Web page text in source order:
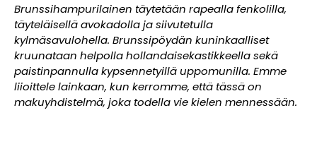
Brunssihampurilainen täytetään rapealla fenkolilla,
täyteläisellä avokadolla ja siivutetulla
kylmäsavulohella. Brunssipöydän kuninkaalliset
kruunataan helpolla hollandaisekastikkeella sekä
paistinpannulla kypsennetyillä uppomunilla. Emme
liioittele lainkaan, kun kerromme, että tässä on
makuyhdistelmä, joka todella vie kielen mennessään.